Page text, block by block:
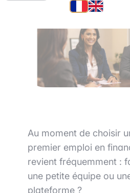
Au moment de choisir
premier emploi en
revient fréquemment :
une petite équipe ou
plateforme ?